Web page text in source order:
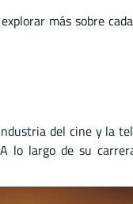
más sobre
del cine y la
lo largo de su